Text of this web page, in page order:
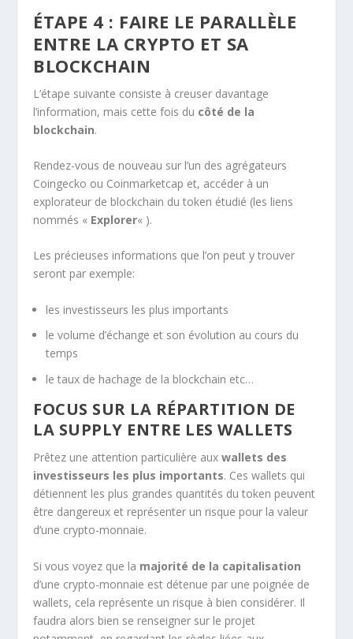
ÉTAPE 4 : FAIRE LE PARALLÈLE
ENTRE LA CRYPTO ET SA
BLOCKCHAIN
L’étape suivante consiste à creuser davantage
l’information, mais cette fois du côté de la
blockchain.
Rendez-vous de nouveau sur l’un des agrégateurs
Coingecko ou Coinmarketcap et, accéder à un
explorateur de blockchain du token étudié (les liens
nommés « Explorer« ).
Les précieuses informations que l’on peut y trouver
seront par exemple:
les investisseurs les plus importants
le volume d’échange et son évolution au cours du
temps
le taux de hachage de la blockchain etc…
FOCUS SUR LA RÉPARTITION DE
LA SUPPLY ENTRE LES WALLETS
Prêtez une attention particulière aux wallets des
investisseurs les plus importants. Ces wallets qui
détiennent les plus grandes quantités du token peuvent
être dangereux et représenter un risque pour la valeur
d’une crypto-monnaie.
Si vous voyez que la majorité de la capitalisation
d’une crypto-monnaie est détenue par une poignée de
wallets, cela représente un risque à bien considérer. Il
faudra alors bien se renseigner sur le projet